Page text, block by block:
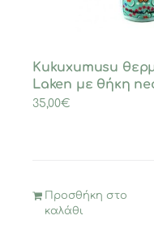
Kukuxumusu
Laken με θήκη
35,00€
Προσθήκη στο
καλάθι